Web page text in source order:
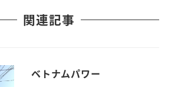
関連記事
ベトナムパワー